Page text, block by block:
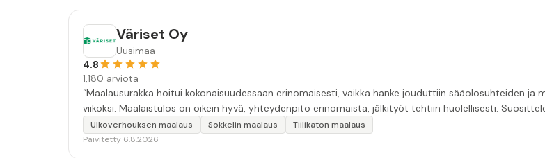
Väriset Oy
Uusimaa
4.8
1,180 arviota
“Maalausurakka hoitui kokonaisuudessaan erinomaisesti, vaikka hanke jouduttiin sääolosuhteiden
viikoksi. Maalaistulos on oikein hyvä, yhteydenpito erinomaista, jälkityöt tehtiin huolellisesti.
Ulkoverhouksen maalaus Sokkelin maalaus
Tiilikaton maalaus
Päivitetty 6.8.2026